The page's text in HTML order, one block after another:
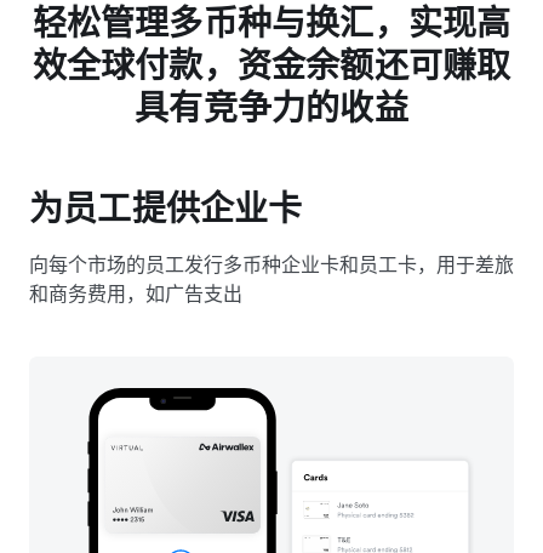
轻松管理多币种与换汇，实现高
效全球付款，资金余额还可赚取
具有竞争力的收益
为员工提供企业卡
向每个市场的员工发行多币种企业卡和员工卡，用于差旅
和商务费用，如广告支出